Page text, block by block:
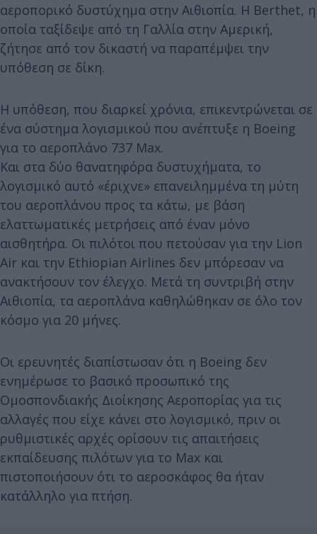
αεροπορικό δυστύχημα στην Αιθιοπία. Η Berthet, η
οποία ταξίδεψε από τη Γαλλία στην Αμερική,
ζήτησε από τον δικαστή να παραπέμψει την
υπόθεση σε δίκη.
Η υπόθεση, που διαρκεί χρόνια, επικεντρώνεται σε
ένα σύστημα λογισμικού που ανέπτυξε η Boeing
για το αεροπλάνο 737 Max.
Και στα δύο θανατηφόρα δυστυχήματα, το
λογισμικό αυτό «έριχνε» επανειλημμένα τη μύτη
του αεροπλάνου προς τα κάτω, με βάση
ελαττωματικές μετρήσεις από έναν μόνο
αισθητήρα. Οι πιλότοι που πετούσαν για την Lion
Air και την Ethiopian Airlines δεν μπόρεσαν να
ανακτήσουν τον έλεγχο. Μετά τη συντριβή στην
Αιθιοπία, τα αεροπλάνα καθηλώθηκαν σε όλο τον
κόσμο για 20 μήνες.
Οι ερευνητές διαπίστωσαν ότι η Boeing δεν
ενημέρωσε το βασικό προσωπικό της
Ομοσπονδιακής Διοίκησης Αεροπορίας για τις
αλλαγές που είχε κάνει στο λογισμικό, πριν οι
ρυθμιστικές αρχές ορίσουν τις απαιτήσεις
εκπαίδευσης πιλότων για το Max και
πιστοποιήσουν ότι το αεροσκάφος θα ήταν
κατάλληλο για πτήση.